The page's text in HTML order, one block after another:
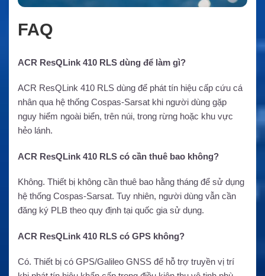
FAQ
ACR ResQLink 410 RLS dùng để làm gì?
ACR ResQLink 410 RLS dùng để phát tín hiệu cấp cứu cá
nhân qua hệ thống Cospas-Sarsat khi người dùng gặp
nguy hiểm ngoài biển, trên núi, trong rừng hoặc khu vực
hẻo lánh.
ACR ResQLink 410 RLS có cần thuê bao không?
Không. Thiết bị không cần thuê bao hằng tháng để sử dụng
hệ thống Cospas-Sarsat. Tuy nhiên, người dùng vẫn cần
đăng ký PLB theo quy định tại quốc gia sử dụng.
ACR ResQLink 410 RLS có GPS không?
Có. Thiết bị có GPS/Galileo GNSS để hỗ trợ truyền vị trí